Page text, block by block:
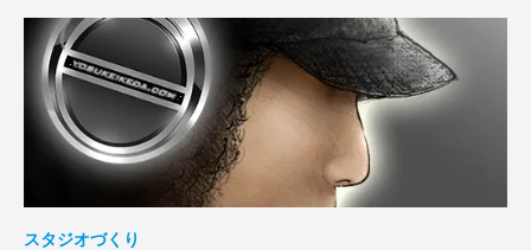
スタジオづくり